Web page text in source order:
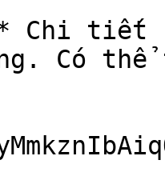
Chi tiết
Có